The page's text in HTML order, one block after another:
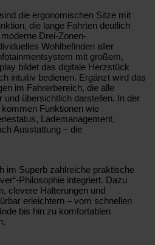
die ergonomischen Sitze mit
die lange Fahrten deutlich
Drei-Zonen-
Wohlbefinden aller
mit großem,
bildet das digitale Herzstück
intuitiv bedienen. Ergänzt wird das
im Fahrerbereich, die alle
und übersichtlich darstellen. In der
Funktionen wie
Lademanagement,
Ausstattung – die
im Superb zahlreiche praktische
Philosophie integriert. Dazu
clevere Halterungen und
erleichtern – vom schnellen
bis hin zu komfortablen